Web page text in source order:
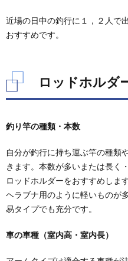
近場の日中の釣行に１，２人で
おすすめです。
ロッドホルダ
釣り竿の種類・本数
自分が釣行に持ち運ぶ竿の種類
きます。本数が多いまたは長く
ロッドホルダーをおすすめしま
ヘラブナ用のように軽いものが
易タイプでも充分です。
車の車種（室内高・室内長）